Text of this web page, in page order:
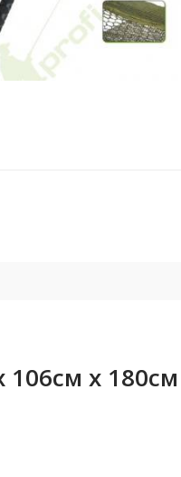
106см х